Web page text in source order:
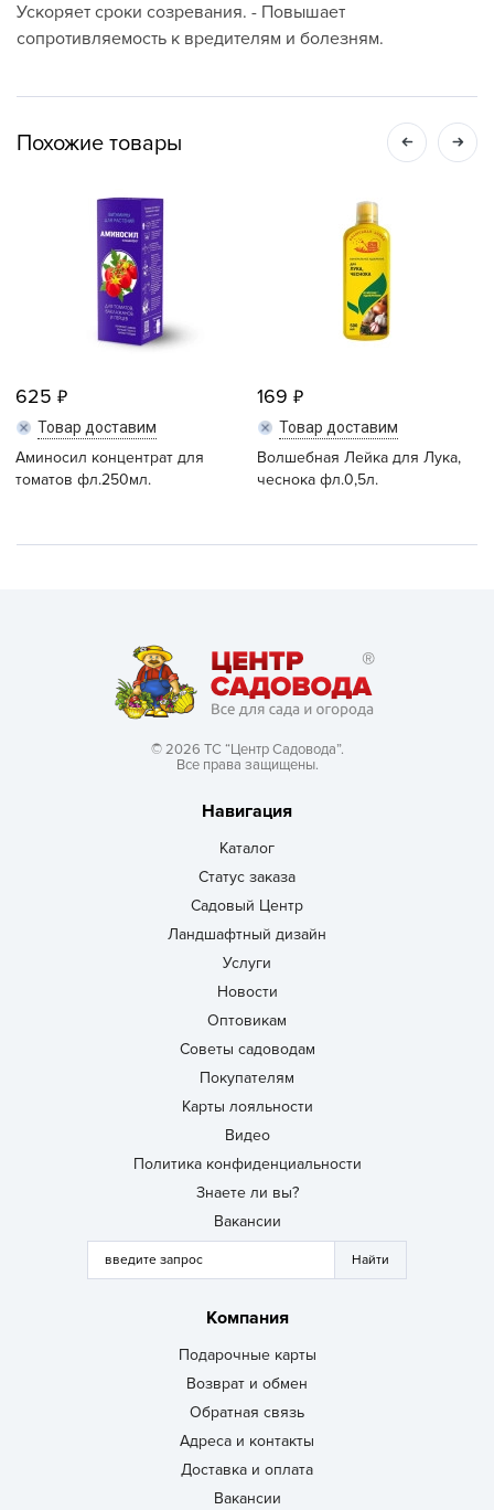
Ускоряет сроки созревания. - Повышает
сопротивляемость к вредителям и болезням.
Похожие товары
625
Товар доставим
Аминосил концентрат для
томатов фл.250мл.
169
Товар доставим
Волшебная Лейка для Лука,
чеснока фл.0,5л.
© 2026 ТС “Центр Садовода”.
Все права защищены.
Навигация
Каталог
Статус заказа
Садовый Центр
Ландшафтный дизайн
Услуги
Новости
Оптовикам
Советы садоводам
Покупателям
Карты лояльности
Видео
Политика конфиденциальности
Знаете ли вы?
Вакансии
Компания
Подарочные карты
Возврат и обмен
Обратная связь
Адреса и контакты
Доставка и оплата
Вакансии